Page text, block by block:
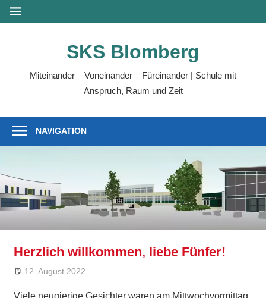
Zum
Inhalt
MENÜ
SKS Blomberg
Miteinander – Voneinander – Füreinander | Schule mit
Anspruch, Raum und Zeit
NAVIGATION
Herzlich willkommen, liebe Fünfer!
12. August 2022